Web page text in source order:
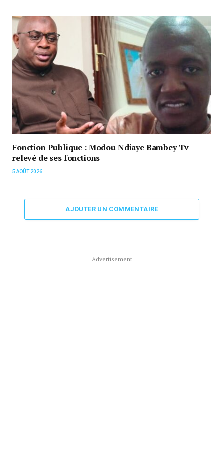
Fonction Publique : Modou Ndiaye Bambey Tv
relevé de ses fonctions
5 AOÛT 2026
AJOUTER UN COMMENTAIRE
Advertisement